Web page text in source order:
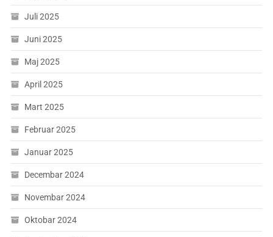
Juli 2025
Juni 2025
Maj 2025
April 2025
Mart 2025
Februar 2025
Januar 2025
Decembar 2024
Novembar 2024
Oktobar 2024